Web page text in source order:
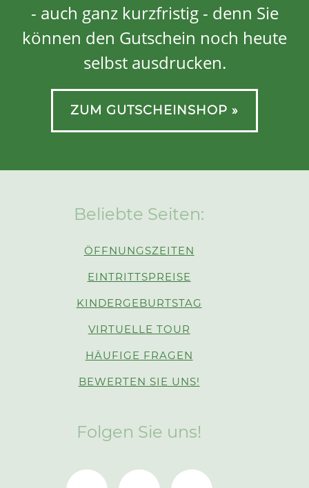
- auch ganz kurzfristig - denn Sie
können den Gutschein noch heute
selbst ausdrucken.
ZUM GUTSCHEINSHOP »
Beliebte Seiten:
ÖFFNUNGSZEITEN
EINTRITTSPREISE
KINDERGEBURTSTAG
VIRTUELLE TOUR
HÄUFIGE FRAGEN
BEWERTEN SIE UNS!
Folgen Sie uns!